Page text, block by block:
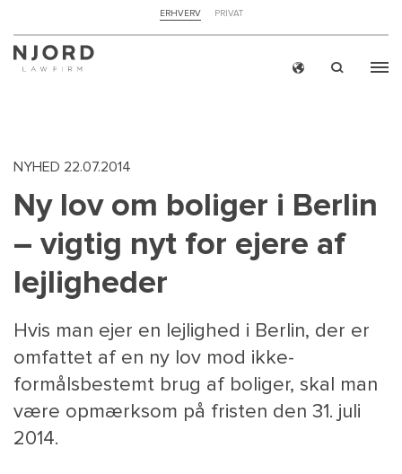
TOP
MENU
ERHVERV PRIVAT
NYHED 22.07.2014
Ny lov om boliger i Berlin
– vigtig nyt for ejere af
lejligheder
Hvis man ejer en lejlighed i Berlin, der er
omfattet af en ny lov mod ikke-
formålsbestemt brug af boliger, skal man
være opmærksom på fristen den 31. juli
2014.